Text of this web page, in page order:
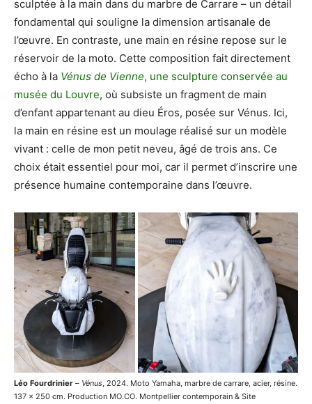
sculptée à la main dans du marbre de Carrare – un détail
fondamental qui souligne la dimension artisanale de
l’œuvre. En contraste, une main en résine repose sur le
réservoir de la moto. Cette composition fait directement
écho à la Vénus de Vienne, une sculpture conservée au
musée du Louvre, où subsiste un fragment de main
d’enfant appartenant au dieu Éros, posée sur Vénus. Ici,
la main en résine est un moulage réalisé sur un modèle
vivant : celle de mon petit neveu, âgé de trois ans. Ce
choix était essentiel pour moi, car il permet d’inscrire une
présence humaine contemporaine dans l’œuvre.
Léo Fourdrinier – Vénus, 2024. Moto Yamaha, marbre de carrare, acier, résine.
137 x 250 cm. Production MO.CO. Montpellier contemporain & Site